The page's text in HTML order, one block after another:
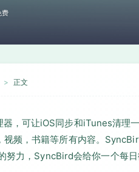
费
正文
，可让iOS同步和iTunes清理
视频，书籍等所有内容。
力，SyncBird会给你一个每日